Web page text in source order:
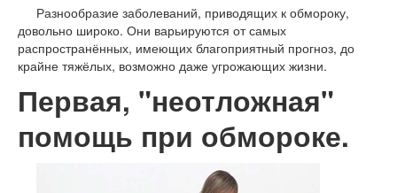
Разнообразие заболеваний, приводящих к обмороку,
довольно широко. Они варьируются от самых
распространённых, имеющих благоприятный прогноз, до
крайне тяжёлых, возможно даже угрожающих жизни.
Первая, "неотложная"
помощь при обмороке.